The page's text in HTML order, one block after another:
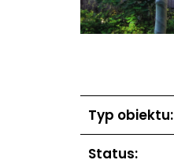
Typ obiektu:
Status: